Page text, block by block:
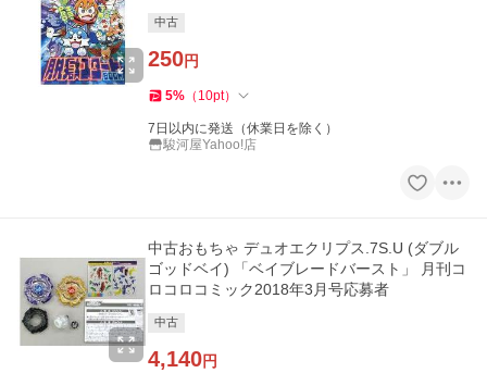
中古
250円
5% （ 10pt）
7日以内に発送（休業日を除く）
駿河屋Yahoo!店
中古おもちゃ デュオエクリプス.7S.U (ダブル
ゴッドベイ) 「ベイブレードバースト」 月刊コ
ロコロコミック2018年3月号応募者
中古
4,140円